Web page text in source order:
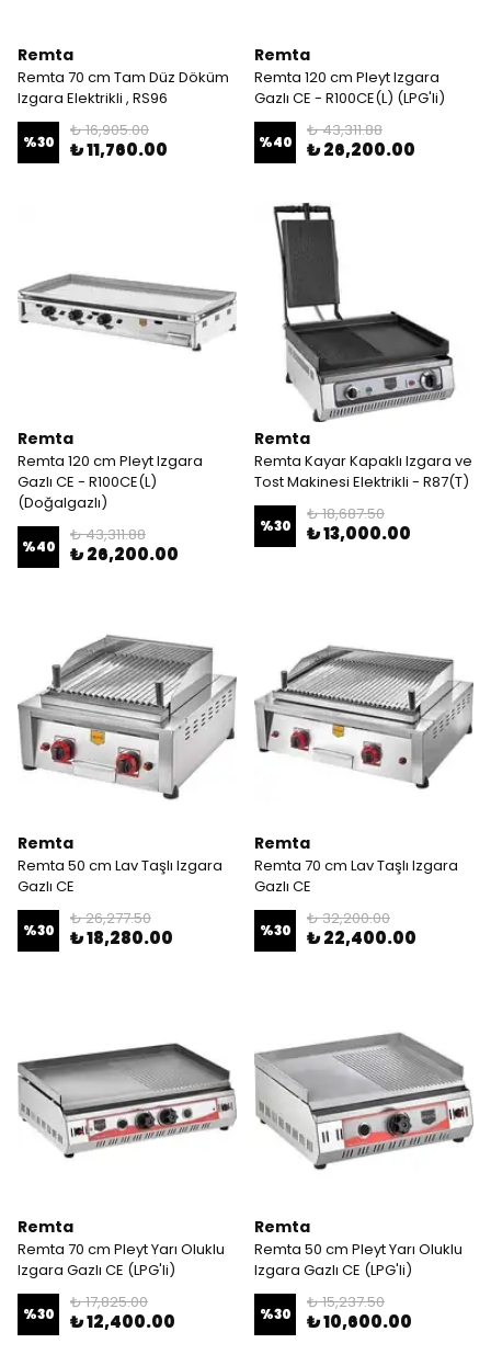
Remta
Remta 70 cm Tam Düz Döküm
Izgara Elektrikli , RS96
%30
₺ 16,905.00
₺ 11,760.00
Remta
Remta 120 cm Pleyt Izgara
Gazlı CE - R100CE(L) (LPG'li)
%40
₺ 43,311.88
₺ 26,200.00
Remta
Remta 120 cm Pleyt Izgara
Gazlı CE - R100CE(L)
(Doğalgazlı)
%40
₺ 43,311.88
₺ 26,200.00
Remta
Remta Kayar Kapaklı Izgara ve
Tost Makinesi Elektrikli - R87(T)
%30
₺ 18,687.50
₺ 13,000.00
Remta
Remta 50 cm Lav Taşlı Izgara
Gazlı CE
%30
₺ 26,277.50
₺ 18,280.00
Remta
Remta 70 cm Lav Taşlı Izgara
Gazlı CE
%30
₺ 32,200.00
₺ 22,400.00
Remta
Remta 70 cm Pleyt Yarı Oluklu
Izgara Gazlı CE (LPG'li)
%30
₺ 17,825.00
₺ 12,400.00
Remta
Remta 50 cm Pleyt Yarı Oluklu
Izgara Gazlı CE (LPG'li)
%30
₺ 15,237.50
₺ 10,600.00